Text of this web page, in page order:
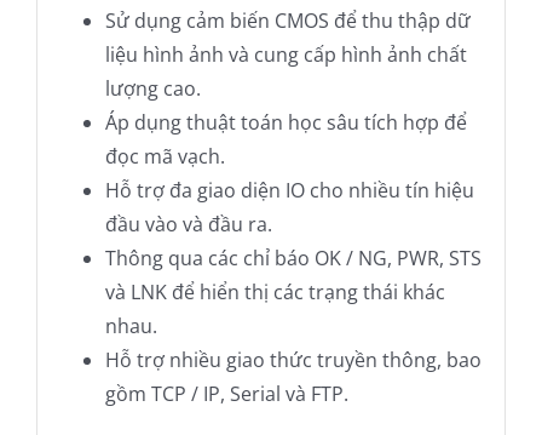
Sử dụng cảm biến CMOS để thu thập dữ
liệu hình ảnh và cung cấp hình ảnh chất
lượng cao.
Áp dụng thuật toán học sâu tích hợp để
đọc mã vạch.
Hỗ trợ đa giao diện IO cho nhiều tín hiệu
đầu vào và đầu ra.
Thông qua các chỉ báo OK / NG, PWR, STS
và LNK để hiển thị các trạng thái khác
nhau.
Hỗ trợ nhiều giao thức truyền thông, bao
gồm TCP / IP, Serial và FTP.